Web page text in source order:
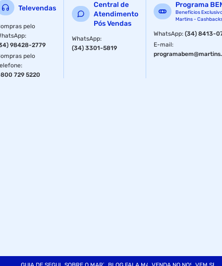
Televendas
pelo
:
98428-2779
pelo
:
729 5220
Central de
Atendimento
Pós Vendas
WhatsApp:
(34) 3301-5819
Programa
Benefícios
Martins -
WhatsApp:(34) 8413-
E-mail: